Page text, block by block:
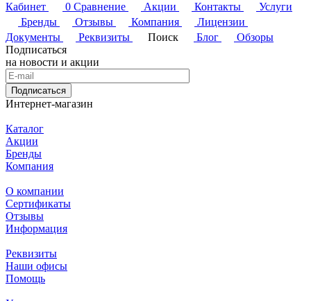
Кабинет
0 Сравнение Акции Контакты
Услуги
Бренды
Отзывы Компания
Лицензии
Документы
Реквизиты Поиск Блог
Обзоры
Подписаться
на новости и акции
Подписаться
Интернет-магазин
Каталог
Акции
Бренды
Компания
О компании
Сертификаты
Отзывы
Информация
Реквизиты
Наши офисы
Помощь